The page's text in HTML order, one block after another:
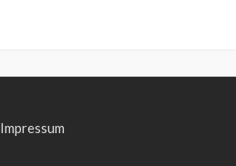
Impressum